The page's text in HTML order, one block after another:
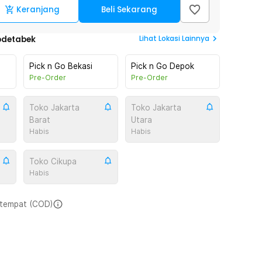
Keranjang Beli Sekarang
Lihat Lokasi Lainnya
Pick n Go Bekasi
Pre-Order
Pick n Go Depok
Pre-Order
Toko Jakarta
Barat
Habis
Toko Jakarta
Utara
Habis
Toko Cikupa
Habis
(COD)